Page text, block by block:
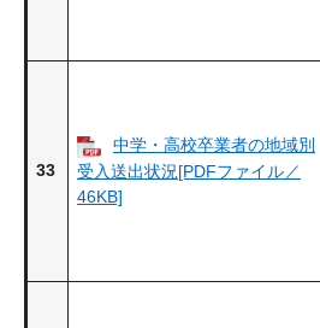
33
中学・高校卒業者の地域別
受入送出状況[PDFファイル／
46KB]